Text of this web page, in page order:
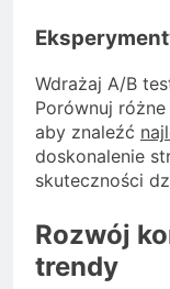
Wdrażaj A/B
Porównuj
aby znaleźć
doskonalenie
skuteczności
Rozwój
trendy